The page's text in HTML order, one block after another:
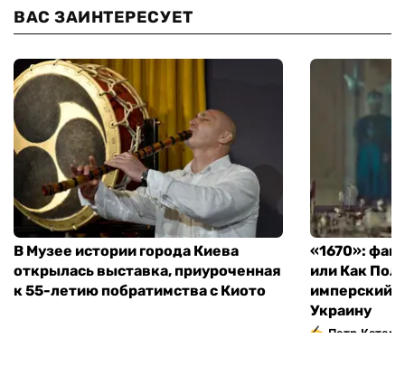
ВАС ЗАИНТЕРЕСУЕТ
В Музее истории города Киева
открылась выставка, приуроченная
к 55-летию побратимства с Киото
«1670»:
или Как
имперский
Украину
Петр